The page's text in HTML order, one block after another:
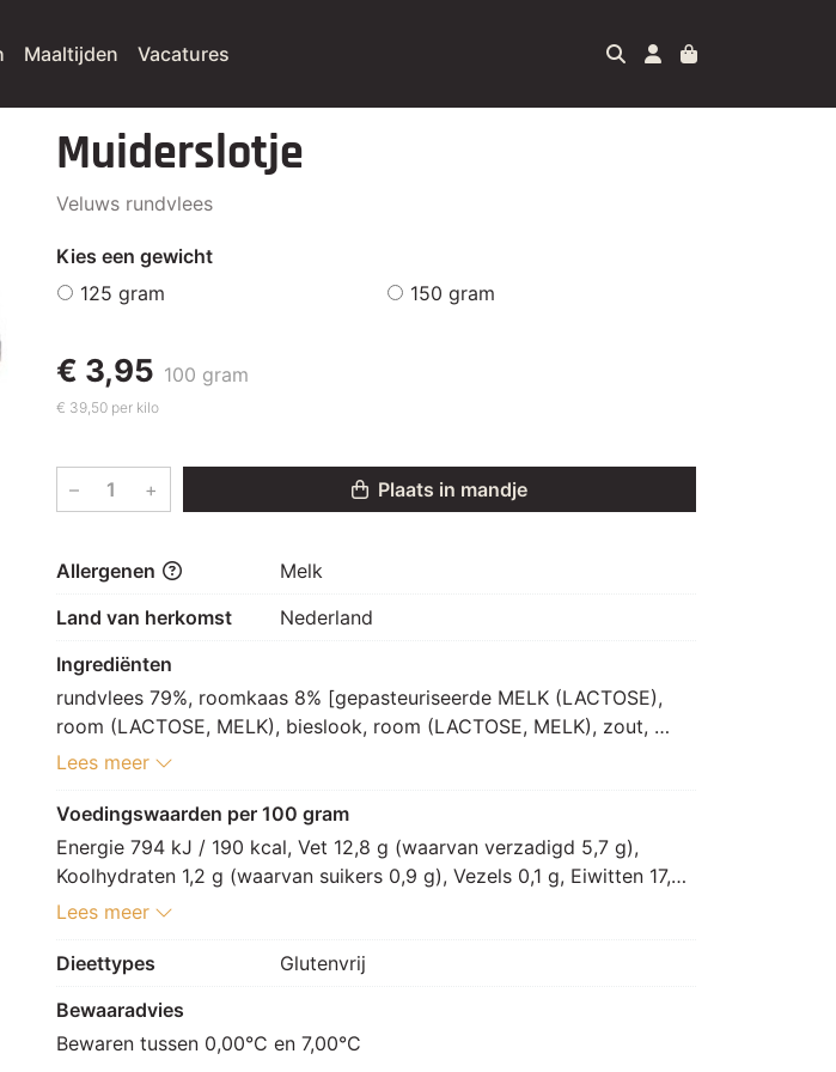
Maaltijden Vacatures
Muiderslotje
Veluws rundvlees
Kies een gewicht
125 gram
150 gram
€ 3,95 100 gram
€ 39,50 per kilo
– + Plaats in mandje
Allergenen
Melk
Land van herkomst
Nederland
Ingrediënten
rundvlees 79%, roomkaas 8% [gepasteuriseerde MELK (LACTOSE),
room (LACTOSE, MELK), bieslook, room (LACTOSE, MELK), zout,
MELKeiwit, ui, zuursel, peper, microbieel stremsel, verdikkingsmiddel:
8% [roomboter (LACTOSE, MELK), water, raapolie, knoflookpoeder,
uipoeder, peterselie, zwarte peper, bieslook, dragon, cayennepeper,
oregano, koriander, kervel, komijn, gemberpoeder, venkelzaad,
zoethoutwortelpoeder, zout, conserveermiddel: E202, E270],
kruidenolie 4% [raapzaadolie, zeezout, specerij [paprika, specerij],
dextrose, kruiden [peterselie, kruiden], raapzaadolie, aroma [mais,
zout, paprika, specerij, smaakversterker: E621]
Lees meer
Voedingswaarden per 100 gram
Energie 794 kJ / 190 kcal, Vet 12,8 g (waarvan verzadigd 5,7 g),
Koolhydraten 1,2 g (waarvan suikers 0,9 g), Vezels 0,1 g, Eiwitten 17,4
g, Zout 1,4 g.
Lees meer
Dieettypes
Glutenvrij
Bewaaradvies
Bewaren tussen 0,00°C en 7,00°C